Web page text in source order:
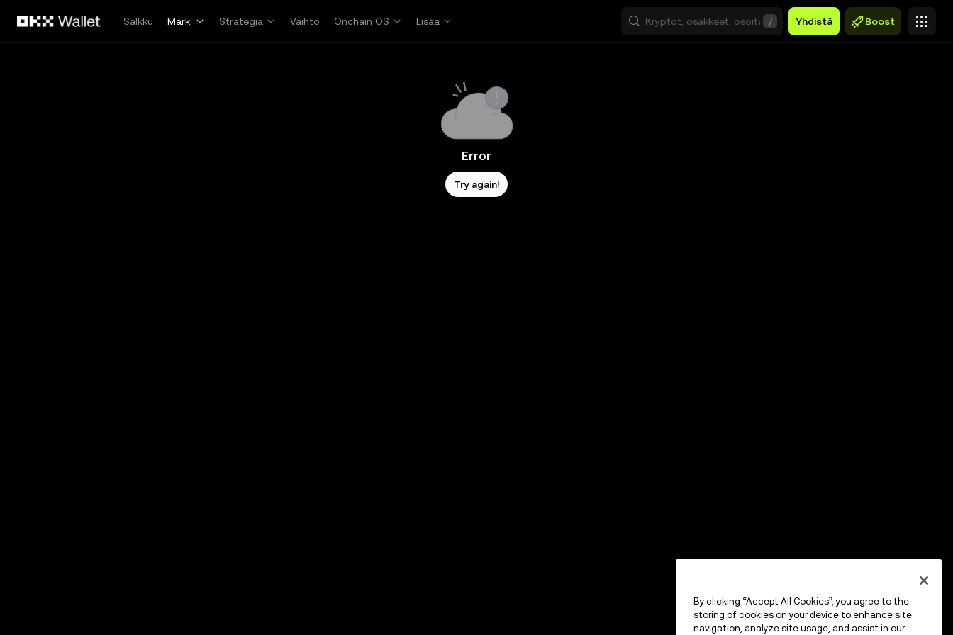
Salkku
Mark. Strategia Vaihto Onchain OS Lisää / Yhdistä Boost
Error
Try again!
By clicking “Accept All Cookies”, you agree to the
storing of cookies on your device to enhance site
navigation, analyze site usage, and assist in our